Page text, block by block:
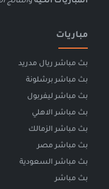
مباريات
بث مباشر ريال مدريد
بث مباشر برشلونة
بث مباشر ليفربول
بث مباشر الاهلي
بث مباشر الزمالك
بث مباشر مصر
بث مباشر السعودية
بث مباشر